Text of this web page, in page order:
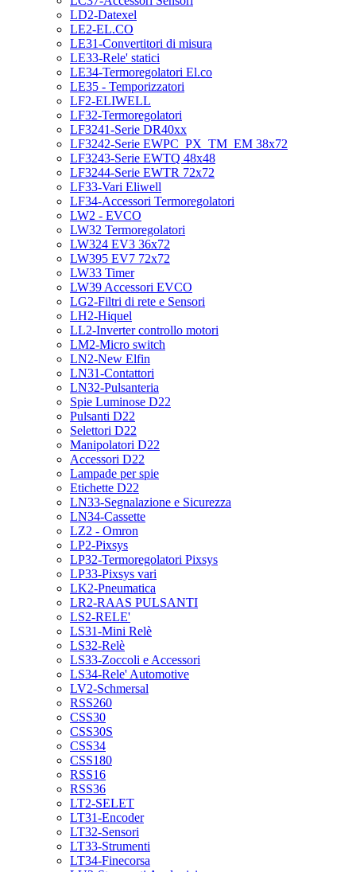
LD2-Datexel
LE2-EL.CO
LE31-Convertitori di misura
LE33-Rele' statici
LE34-Termoregolatori El.co
LE35 - Temporizzatori
LF2-ELIWELL
LF32-Termoregolatori
LF3241-Serie DR40xx
LF3242-Serie EWPC_PX_TM_EM 38x72
LF3243-Serie EWTQ 48x48
LF3244-Serie EWTR 72x72
LF33-Vari Eliwell
LF34-Accessori Termoregolatori
LW2 - EVCO
LW32 Termoregolatori
LW324 EV3 36x72
LW395 EV7 72x72
LW33 Timer
LW39 Accessori EVCO
LG2-Filtri di rete e Sensori
LH2-Hiquel
LL2-Inverter controllo motori
LM2-Micro switch
LN2-New Elfin
LN31-Contattori
LN32-Pulsanteria
Spie Luminose D22
Pulsanti D22
Selettori D22
Manipolatori D22
Accessori D22
Lampade per spie
Etichette D22
LN33-Segnalazione e Sicurezza
LN34-Cassette
LZ2 - Omron
LP2-Pixsys
LP32-Termoregolatori Pixsys
LP33-Pixsys vari
LK2-Pneumatica
LR2-RAAS PULSANTI
LS2-RELE'
LS31-Mini Relè
LS32-Relè
LS33-Zoccoli e Accessori
LS34-Rele' Automotive
LV2-Schmersal
RSS260
CSS30
CSS30S
CSS34
CSS180
RSS16
RSS36
LT2-SELET
LT31-Encoder
LT32-Sensori
LT33-Strumenti
LT34-Finecorsa